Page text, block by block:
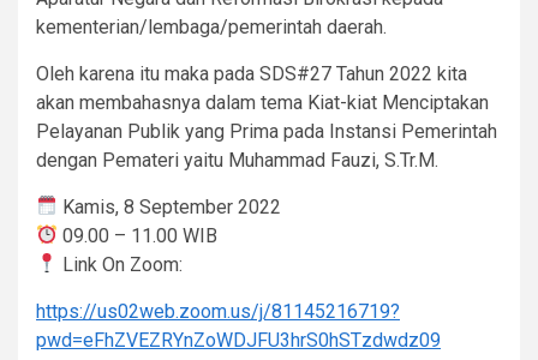
kementerian/lembaga/pemerintah daerah.
Oleh karena itu maka pada SDS#27 Tahun 2022 kita
akan membahasnya dalam tema Kiat-kiat Menciptakan
Pelayanan Publik yang Prima pada Instansi Pemerintah
dengan Pemateri yaitu Muhammad Fauzi, S.Tr.M.
Kamis, 8 September 2022
09.00 – 11.00 WIB
Link On Zoom:
https://us02web.zoom.us/j/81145216719?
pwd=eFhZVEZRYnZoWDJFU3hrS0hSTzdwdz09